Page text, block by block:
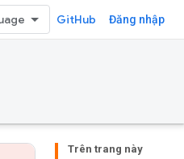
GitHub Đăng nhập
Trên trang này